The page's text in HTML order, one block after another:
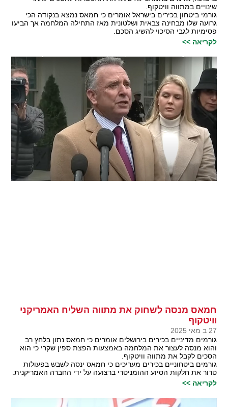
שינויים במתווה וויטקוף.
גורמי ביטחון בכירים בישראל אומרים כי חמאס נמצא בנקודה הכי
גרועה שלו מבחינה צבאית ושלטונית מאז התחילה המלחמה אך הביעו
פסימיות לגבי הסיכוי להשיג הסכם.
לקריאה >>
חמאס מנסה לשחוק את מתווה השליח האמריקני
וויטקוף
27 ב מאי 2025
גורמים מדיניים בכירים בירושלים אומרים כי חמאס נתון בלחץ רב
והוא מנסה לעצור את המלחמה באמצעות הפצת ספין שקרי כי הוא
הסכים לקבל את מתווה וויטקוף.
גורמים ביטחוניים בכירים מעריכים כי חמאס ינסה לשבש בפעולות
טרור את חלקות הסיוע ההומניטרי ברצועה על ידי החברה האמריקנית.
לקריאה >>